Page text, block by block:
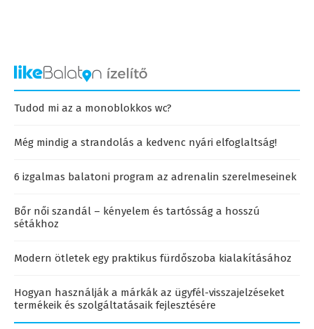
Tudod mi az a monoblokkos wc?
Még mindig a strandolás a kedvenc nyári elfoglaltság!
6 izgalmas balatoni program az adrenalin szerelmeseinek
Bőr női szandál – kényelem és tartósság a hosszú
sétákhoz
Modern ötletek egy praktikus fürdőszoba kialakításához
Hogyan használják a márkák az ügyfél-visszajelzéseket
termékeik és szolgáltatásaik fejlesztésére